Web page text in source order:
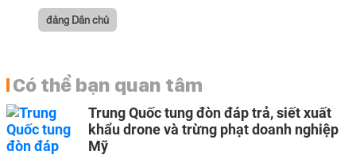
đảng Dân chủ
Có thể bạn quan tâm
Trung Quốc tung đòn đáp trả, siết xuất
khẩu drone và trừng phạt doanh nghiệp
Mỹ